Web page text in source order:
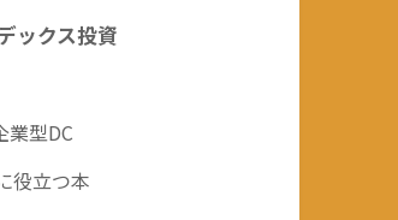
ックス投資
業型DC
役立つ本